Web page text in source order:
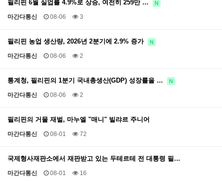
필리핀 6월 실업률 4.9%로 상승, 여전히 259만 … N
마간다통신 08-06 3
필리핀 농업 생산량, 2026년 2분기에 2.9% 증가 N
마간다통신 08-06 2
통계청, 필리핀의 1분기 국내총생산(GDP) 성장률을 … N
마간다통신 08-06 2
필리핀의 거물 재벌, 마누엘 "매니" 빌랴르 주니어
마간다통신 08-01 72
국제형사재판소에서 재판받고 있는 두테르테 전 대통령 필…
마간다통신 08-01 16